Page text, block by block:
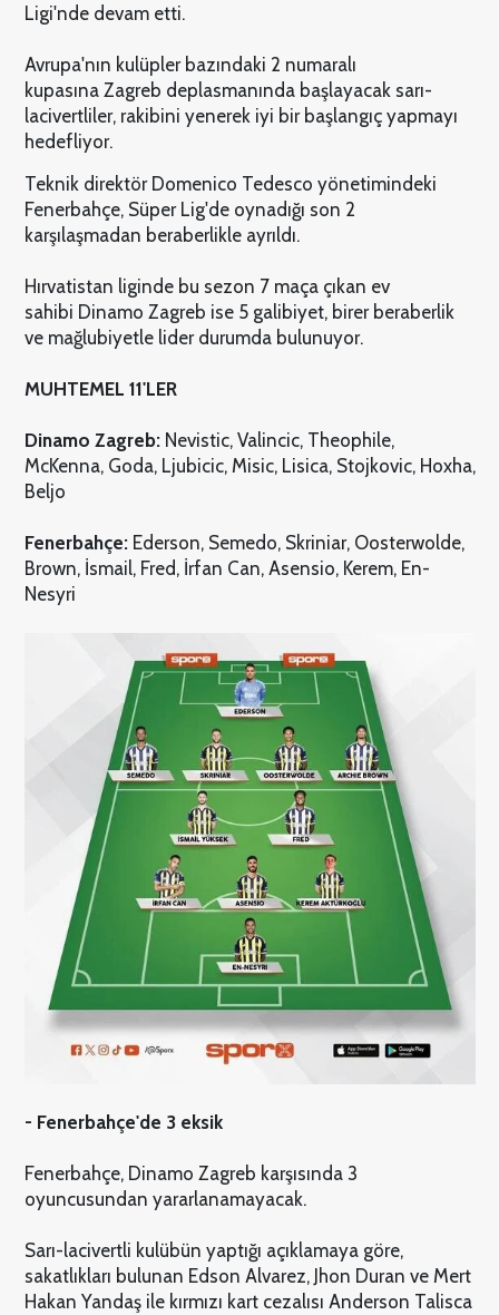
Ligi'nde devam etti.
Avrupa'nın kulüpler bazındaki 2 numaralı
kupasına Zagreb deplasmanında başlayacak sarı-
lacivertliler, rakibini yenerek iyi bir başlangıç yapmayı
hedefliyor.
Teknik direktör Domenico Tedesco yönetimindeki
Fenerbahçe, Süper Lig'de oynadığı son 2
karşılaşmadan beraberlikle ayrıldı.
Hırvatistan liginde bu sezon 7 maça çıkan ev
sahibi Dinamo Zagreb ise 5 galibiyet, birer beraberlik
ve mağlubiyetle lider durumda bulunuyor.
MUHTEMEL 11'LER
Dinamo Zagreb:Nevistic, Valincic, Theophile,
McKenna, Goda, Ljubicic, Misic, Lisica, Stojkovic, Hoxha,
Beljo
Fenerbahçe:Ederson, Semedo, Skriniar, Oosterwolde,
Brown, İsmail, Fred, İrfan Can, Asensio, Kerem, En-
Nesyri
- Fenerbahçe'de 3 eksik
Fenerbahçe, Dinamo Zagreb karşısında 3
oyuncusundan yararlanamayacak.
Sarı-lacivertli kulübün yaptığı açıklamaya göre,
sakatlıkları bulunan Edson Alvarez, Jhon Duran ve Mert
Hakan Yandaş ile kırmızı kart cezalısı Anderson Talisca